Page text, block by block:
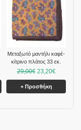
Mεταξωτό μαντήλι καφέ-
κίτρινο πλάτος 33 εκ.
29,00€ 23,20€
+ Προσθήκη